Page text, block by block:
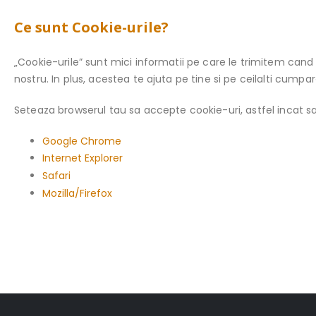
Ce sunt Cookie-urile?
„Cookie-urile” sunt mici informatii pe care le trimitem
nostru. In plus, acestea te ajuta pe tine si pe ceilalti
Seteaza browserul tau sa accepte cookie-uri, astfel incat
Google Chrome
Internet Explorer
Safari
Mozilla/Firefox